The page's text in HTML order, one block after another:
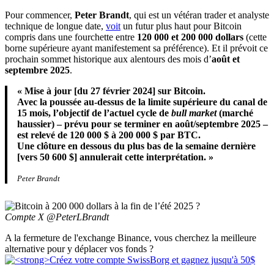
Pour commencer, Peter Brandt, qui est un vétéran trader et analyste
technique de longue date, voit un futur plus haut pour Bitcoin
compris dans une fourchette entre 120 000 et 200 000 dollars (cette
borne supérieure ayant manifestement sa préférence). Et il prévoit ce
prochain sommet historique aux alentours des mois d’août et
septembre 2025.
« Mise à jour [du 27 février 2024] sur Bitcoin.
Avec la poussée au-dessus de la limite supérieure du canal de
15 mois, l’objectif de l’actuel cycle de bull market(marché
haussier) – prévu pour se terminer en août/septembre 2025 –
est relevé de 120 000 $ à 200 000 $ par BTC.
Une clôture en dessous du plus bas de la semaine dernière
[vers 50 600 $] annulerait cette interprétation. »
Peter Brandt
Compte X @PeterLBrandt
A la fermeture de l'exchange Binance, vous cherchez la meilleure
alternative pour y déplacer vos fonds ?